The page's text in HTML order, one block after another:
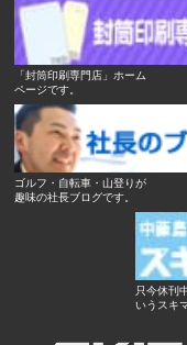
「封筒印刷専門店」ホーム
ページです。
ゴルフ・自転車・山登りが
趣味の社長ブログです。
只今休刊
いうスキ